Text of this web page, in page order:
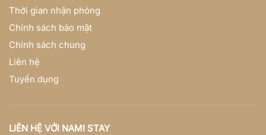
Thời gian nhận phòng
Chính sách bảo mật
Chính sách chung
Liên hệ
Tuyển dụng
LIÊN HỆ VỚI NAMI STAY